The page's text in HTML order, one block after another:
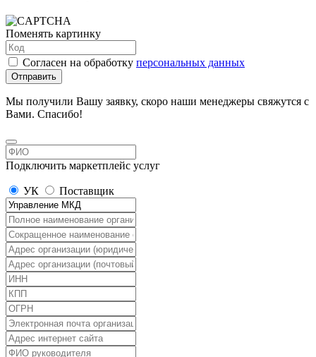
Поменять картинку
Согласен на обработку персональных данных
Отправить
Мы получили Вашу заявку, скоро наши менеджеры свяжутся с
Вами. Спасибо!
Подключить маркетплейс услуг
УК Поставщик